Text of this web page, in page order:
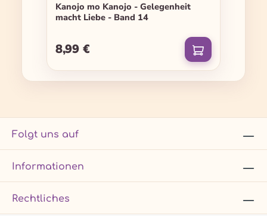
Kanojo mo Kanojo - Gelegenheit
macht Liebe - Band 14
Regulärer Preis:
8,99 €
Folgt uns auf
Informationen
Rechtliches